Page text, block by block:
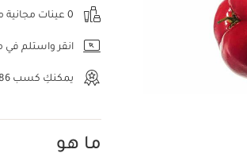
0 عينات مجانية مع أي طلب.
انقر واستلم في
يمكنكِ كسب
ما هو